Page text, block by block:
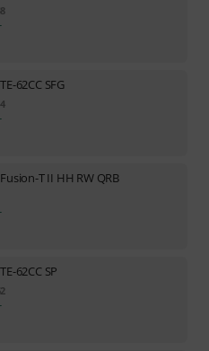
TE-62CC SFG
Fusion-T II HH RW QRB
TE-62CC SP